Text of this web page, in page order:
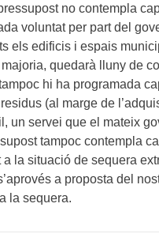
no contempla
voluntat per part del
els edificis i espais
quedarà lluny de
hi ha programada
(al marge de
un servei que el mateix
tampoc contempla
la situació de sequera
a proposta del
la sequera.